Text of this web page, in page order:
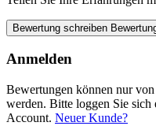
Bewertung schreiben
Anmelden
Bewertungen können nur
werden. Bitte loggen Sie sich
Account. Neuer Kunde?